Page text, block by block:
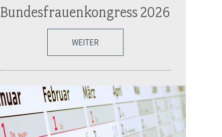
Bundesfrauenkongress 2026
WEITER